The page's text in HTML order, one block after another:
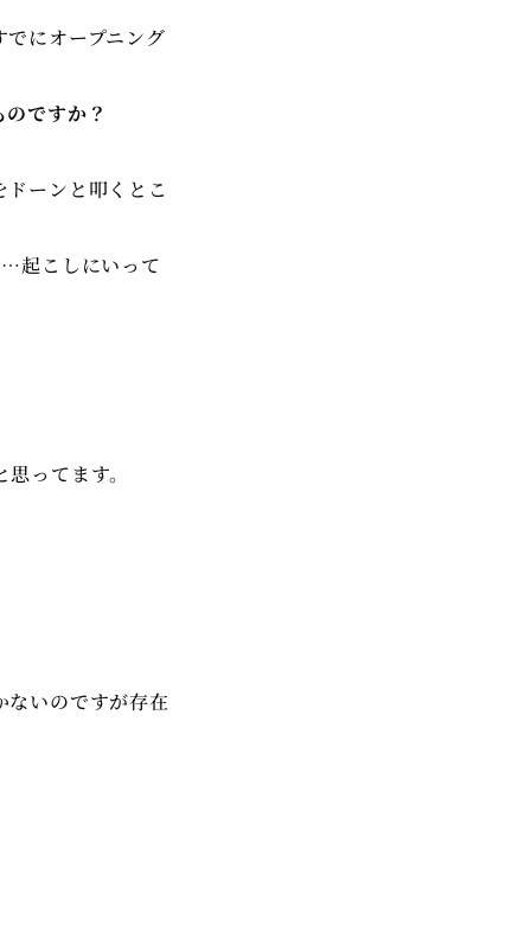
当。
年 ショパン生誕200
ーに参加、ワルシャ
ンのマヨルカ島、スイ
」ワールドツアー、
年東京オリンピッ
イナルファンタジ
月から12月までNHK
ロンへの旅」が13回
ァイナルファンタジ
月岐阜県で行われた
中、プッチーニ作曲ト
曲、ならびにピアノ演
ナルファンタジー作
にオープニング
ですか？
ーンと叩くとこ
…起こしにいって
ってます。
ないのですが存在